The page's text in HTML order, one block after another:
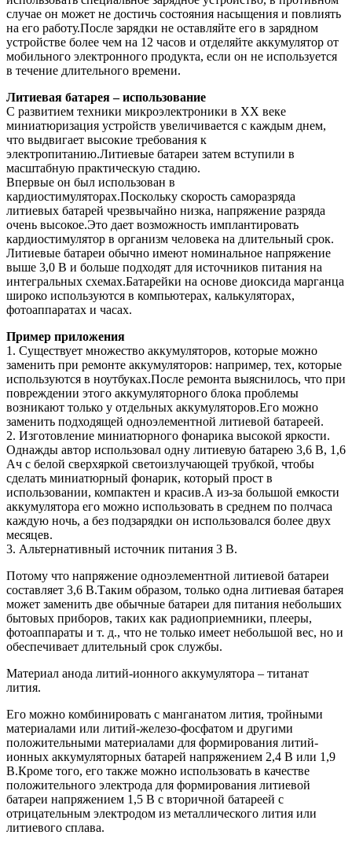
случае он может не достичь состояния насыщения и повлиять
на его работу.После зарядки не оставляйте его в зарядном
устройстве более чем на 12 часов и отделяйте аккумулятор от
мобильного электронного продукта, если он не используется
в течение длительного времени.
Литиевая батарея – использование
С развитием техники микроэлектроники в ХХ веке
миниатюризация устройств увеличивается с каждым днем,
что выдвигает высокие требования к
электропитанию.Литиевые батареи затем вступили в
масштабную практическую стадию.
Впервые он был использован в
кардиостимуляторах.Поскольку скорость саморазряда
литиевых батарей чрезвычайно низка, напряжение разряда
очень высокое.Это дает возможность имплантировать
кардиостимулятор в организм человека на длительный срок.
Литиевые батареи обычно имеют номинальное напряжение
выше 3,0 В и больше подходят для источников питания на
интегральных схемах.Батарейки на основе диоксида марганца
широко используются в компьютерах, калькуляторах,
фотоаппаратах и ​​часах.
Пример приложения
1. Существует множество аккумуляторов, которые можно
заменить при ремонте аккумуляторов: например, тех, которые
используются в ноутбуках.После ремонта выяснилось, что при
повреждении этого аккумуляторного блока проблемы
возникают только у отдельных аккумуляторов.Его можно
заменить подходящей одноэлементной литиевой батареей.
2. Изготовление миниатюрного фонарика высокой яркости.
Однажды автор использовал одну литиевую батарею 3,6 В, 1,6
Ач с белой сверхяркой светоизлучающей трубкой, чтобы
сделать миниатюрный фонарик, который прост в
использовании, компактен и красив.А из-за большой емкости
аккумулятора его можно использовать в среднем по полчаса
каждую ночь, а без подзарядки он использовался более двух
месяцев.
3. Альтернативный источник питания 3 В.
Потому что напряжение одноэлементной литиевой батареи
составляет 3,6 В.Таким образом, только одна литиевая батарея
может заменить две обычные батареи для питания небольших
бытовых приборов, таких как радиоприемники, плееры,
фотоаппараты и т. д., что не только имеет небольшой вес, но и
обеспечивает длительный срок службы.
Материал анода литий-ионного аккумулятора – титанат
лития.
Его можно комбинировать с манганатом лития, тройными
материалами или литий-железо-фосфатом и другими
положительными материалами для формирования литий-
ионных аккумуляторных батарей напряжением 2,4 В или 1,9
В.Кроме того, его также можно использовать в качестве
положительного электрода для формирования литиевой
батареи напряжением 1,5 В с вторичной батареей с
отрицательным электродом из металлического лития или
литиевого сплава.